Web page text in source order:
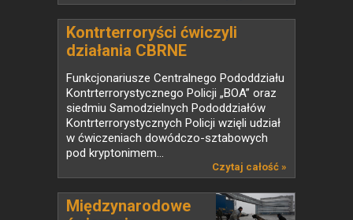
Kontrterroryści ćwiczyli
działania CBRNE
Funkcjonariusze Centralnego Pododdziału
Kontrterrorystycznego Policji „BOA” oraz
siedmiu Samodzielnych Pododdziałów
Kontrterrorystycznych Policji wzięli udział
w ćwiczeniach dowódczo-sztabowych
pod kryptonimem...
Czytaj całość »
Międzynarodowe